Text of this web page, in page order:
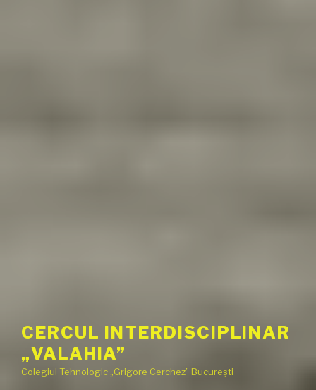
CERCUL INTERDISCIPLINAR
„VALAHIA”
Colegiul Tehnologic „Grigore Cerchez” București